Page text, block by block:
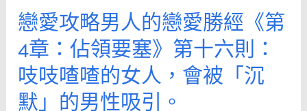
戀愛攻略男人的戀愛勝經《第
4章：佔領要塞》第十六則：
吱吱喳喳的女人，會被「沉
默」的男性吸引。
戀
愛
攻
略
男